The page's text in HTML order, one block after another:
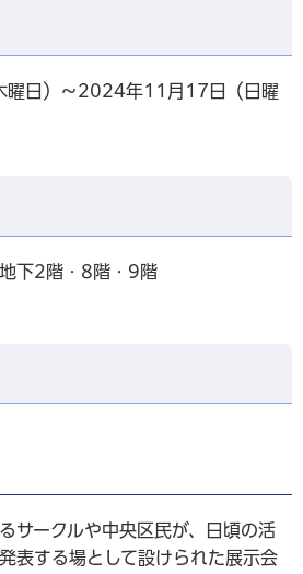
日）～2024年11月17日（日曜
下2階・8階・9階
サークルや中央区民が、日頃の活
表する場として設けられた展示会